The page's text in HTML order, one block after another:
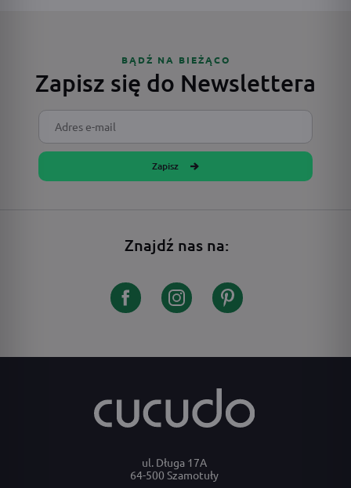
BĄDŹ NA BIEŻĄCO
Zapisz się do Newslettera
Zapisz
Znajdź nas na:
ul. Długa 17A
64-500 Szamotuły